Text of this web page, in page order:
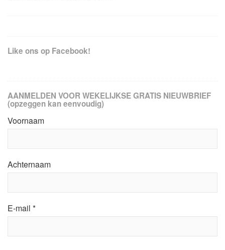
Like ons op Facebook!
AANMELDEN VOOR WEKELIJKSE GRATIS NIEUWBRIEF
(opzeggen kan eenvoudig)
Voornaam
Achternaam
E-mail *